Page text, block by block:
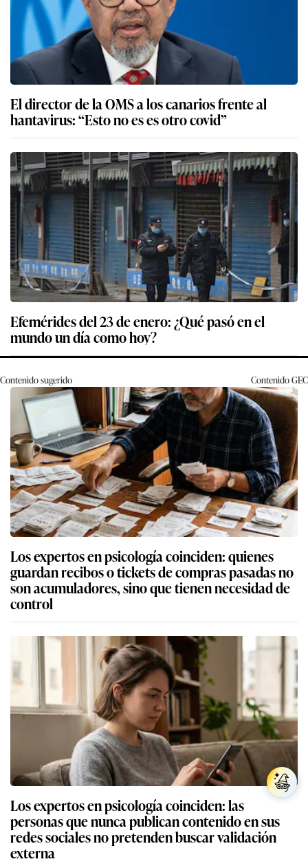
El director de la OMS a los canarios frente al
hantavirus: “Esto no es es otro covid”
Efemérides del 23 de enero: ¿Qué pasó en el
mundo un día como hoy?
Contenido sugerido ContenidoGEC
Los expertos en psicología coinciden: quienes
guardan recibos o tickets de compras pasadas no
son acumuladores, sino que tienen necesidad de
control
Los expertos en psicología coinciden: las
personas que nunca publican contenido en sus
redes sociales no pretenden buscar validación
externa